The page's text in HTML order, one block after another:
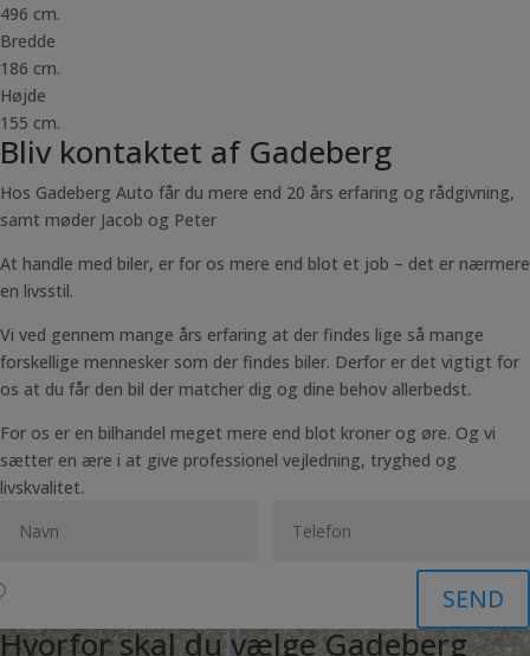
496 cm.
Bredde
186 cm.
Højde
155 cm.
Bliv kontaktet af Gadeberg
Hos Gadeberg Auto får du mere end 20 års erfaring og rådgivning,
samt møder Jacob og Peter
At handle med biler, er for os mere end blot et job – det er nærmere
en livsstil.
Vi ved gennem mange års erfaring at der findes lige så mange
forskellige mennesker som der findes biler. Derfor er det vigtigt for
os at du får den bil der matcher dig og dine behov allerbedst.
For os er en bilhandel meget mere end blot kroner og øre. Og vi
sætter en ære i at give professionel vejledning, tryghed og
livskvalitet.
SEND
Hvorfor skal du vælge Gadeberg